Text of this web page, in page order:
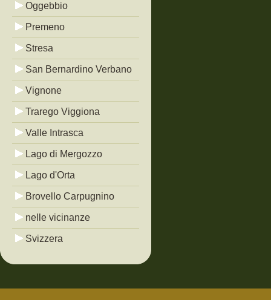
Oggebbio
Premeno
Stresa
San Bernardino Verbano
Vignone
Trarego Viggiona
Valle Intrasca
Lago di Mergozzo
Lago d'Orta
Brovello Carpugnino
nelle vicinanze
Svizzera